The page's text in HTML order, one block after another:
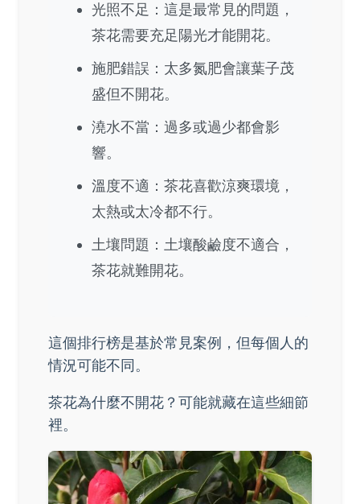
光照不足：這是最常見的問題，
茶花需要充足陽光才能開花。
施肥錯誤：太多氮肥會讓葉子茂
盛但不開花。
澆水不當：過多或過少都會影
響。
溫度不適：茶花喜歡涼爽環境，
太熱或太冷都不行。
土壤問題：土壤酸鹼度不適合，
茶花就難開花。
這個排行榜是基於常見案例，但每個人的
情況可能不同。
茶花為什麼不開花？可能就藏在這些細節
裡。